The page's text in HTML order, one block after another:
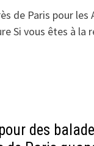
de Paris pour les
Si vous êtes à la
des